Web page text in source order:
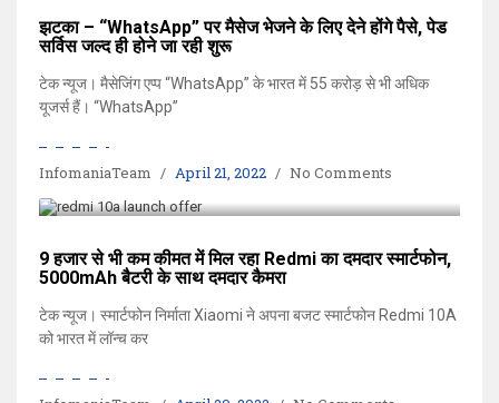
झटका – “WhatsApp” पर मैसेज भेजने के लिए देने होंगे पैसे, पेड
सर्विस जल्द ही होने जा रही शुरू
टेक न्यूज। मैसेजिंग एप्प “WhatsApp” के भारत में 55 करोड़ से भी अधिक
यूजर्स हैं। “WhatsApp”
InfomaniaTeam April 21, 2022 No Comments
9 हजार से भी कम कीमत में मिल रहा Redmi का दमदार स्मार्टफोन,
5000mAh बैटरी के साथ दमदार कैमरा
टेक न्यूज। स्मार्टफोन निर्माता Xiaomi ने अपना बजट स्मार्टफोन Redmi 10A
को भारत में लॉन्च कर